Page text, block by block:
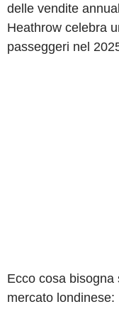
delle vendite
Heathrow celebra
passeggeri nel
Ecco cosa bisogna
mercato londinese: